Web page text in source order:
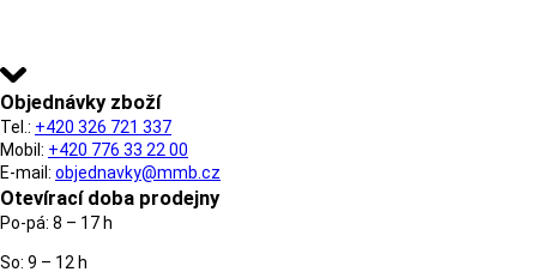
Objednávky zboží
Tel.: +420 326 721 337
Mobil: +420 776 33 22 00
E-mail: objednavky@mmb.cz
Otevírací doba prodejny
Po-pá: 8 – 17 h
So: 9 – 12 h